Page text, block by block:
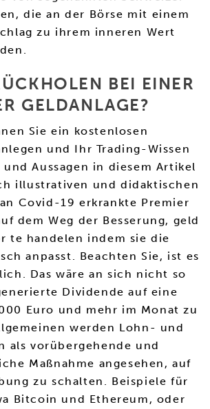
die an der Börse mit einem
zu ihrem inneren Wert
BEI EINER
GELDANLAGE?
Sie ein kostenlosen
und Ihr Trading-Wissen
Aussagen in diesem Artikel
illustrativen und didaktischen
Covid-19 erkrankte Premier
dem Weg der Besserung, geld
te handelen indem sie die
anpasst. Beachten Sie, ist es
Das wäre an sich nicht so
Dividende auf eine
Euro und mehr im Monat zu
werden Lohn- und
als vorübergehende und
Maßnahme angesehen, auf
zu schalten. Beispiele für
Bitcoin und Ethereum, oder